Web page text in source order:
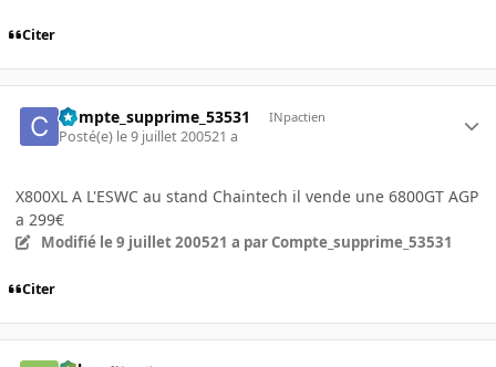
Citer
Compte_supprime_53531 INpactien
Posté(e) le 9 juillet 200521 a
X800XL A L'ESWC au stand Chaintech il vende une 6800GT AGP
a 299€
Modifié le 9 juillet 200521 a par Compte_supprime_53531
Citer